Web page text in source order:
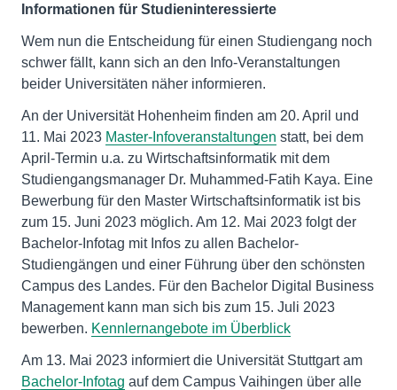
Informationen für Studieninteressierte
Wem nun die Entscheidung für einen Studiengang noch
schwer fällt, kann sich an den Info-Veranstaltungen
beider Universitäten näher informieren.
An der Universität Hohenheim finden am 20. April und
11. Mai 2023 Master-Infoveranstaltungen statt, bei dem
April-Termin u.a. zu Wirtschaftsinformatik mit dem
Studiengangsmanager Dr. Muhammed-Fatih Kaya. Eine
Bewerbung für den Master Wirtschaftsinformatik ist bis
zum 15. Juni 2023 möglich. Am 12. Mai 2023 folgt der
Bachelor-Infotag mit Infos zu allen Bachelor-
Studiengängen und einer Führung über den schönsten
Campus des Landes. Für den Bachelor Digital Business
Management kann man sich bis zum 15. Juli 2023
bewerben. Kennlernangebote im Überblick
Am 13. Mai 2023 informiert die Universität Stuttgart am
Bachelor-Infotag auf dem Campus Vaihingen über alle